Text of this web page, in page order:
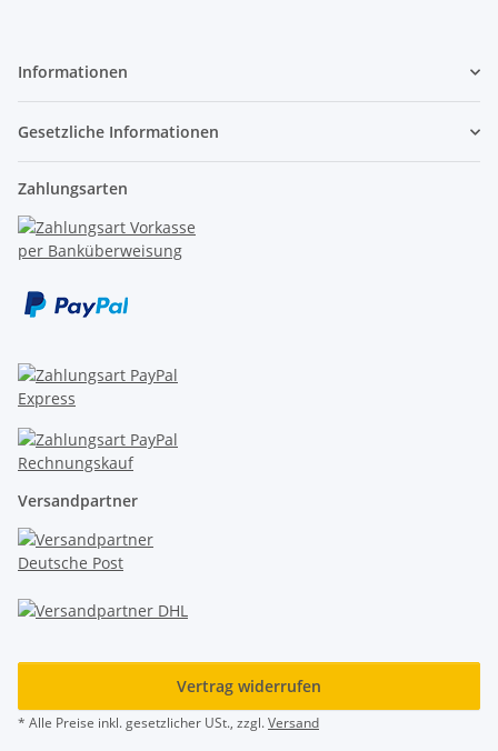
Informationen
Gesetzliche Informationen
Zahlungsarten
Versandpartner
Vertrag widerrufen
* Alle Preise inkl. gesetzlicher USt., zzgl.Versand